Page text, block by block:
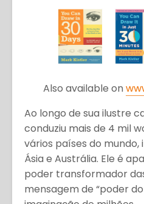
Also available on
Ao longo de sua ilustre
conduziu mais de 4 mil
vários países do mundo,
Ásia e Austrália. Ele é
poder transformador
mensagem de “poder